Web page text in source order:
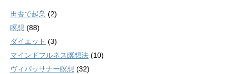
田舎で起業 (2)
瞑想 (88)
ダイエット (3)
マインドフルネス瞑想法 (10)
ヴィパッサナー瞑想 (32)